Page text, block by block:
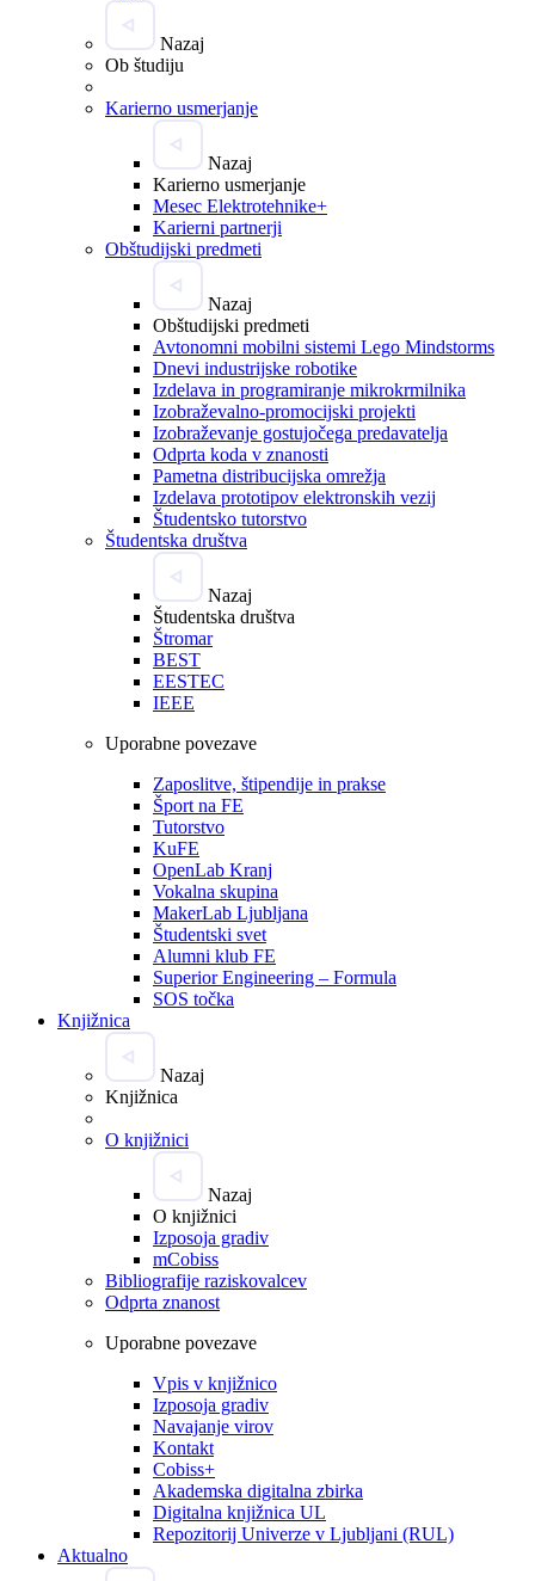
Nazaj
Ob študiju
Karierno usmerjanje
Nazaj
Karierno usmerjanje
Mesec Elektrotehnike+
Karierni partnerji
Obštudijski predmeti
Nazaj
Obštudijski predmeti
Avtonomni mobilni sistemi Lego Mindstorms
Dnevi industrijske robotike
Izdelava in programiranje mikrokrmilnika
Izobraževalno-promocijski projekti
Izobraževanje gostujočega predavatelja
Odprta koda v znanosti
Pametna distribucijska omrežja
Izdelava prototipov elektronskih vezij
Študentsko tutorstvo
Študentska društva
Nazaj
Študentska društva
Štromar
BEST
EESTEC
IEEE
Uporabne povezave
Zaposlitve, štipendije in prakse
Šport na FE
Tutorstvo
KuFE
OpenLab Kranj
Vokalna skupina
MakerLab Ljubljana
Študentski svet
Alumni klub FE
Superior Engineering – Formula
SOS točka
Knjižnica
Nazaj
Knjižnica
O knjižnici
Nazaj
O knjižnici
Izposoja gradiv
mCobiss
Bibliografije raziskovalcev
Odprta znanost
Uporabne povezave
Vpis v knjižnico
Izposoja gradiv
Navajanje virov
Kontakt
Cobiss+
Akademska digitalna zbirka
Digitalna knjižnica UL
Repozitorij Univerze v Ljubljani (RUL)
Aktualno